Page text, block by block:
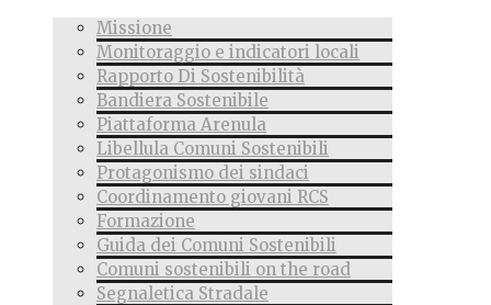
Missione
Monitoraggio e indicatori locali
Rapporto Di Sostenibilità
Bandiera Sostenibile
Piattaforma Arenula
Libellula Comuni Sostenibili
Protagonismo dei sindaci
Coordinamento giovani RCS
Formazione
Guida dei Comuni Sostenibili
Comuni sostenibili on the road
Segnaletica Stradale